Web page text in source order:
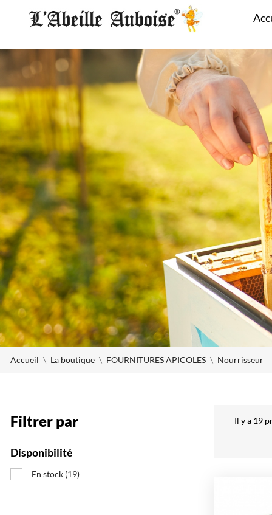
Accueil La boutique FOURNITURES APICOLES Nourrisseur
Filtrer par
Disponibilité
En stock (19)
Il y a 19